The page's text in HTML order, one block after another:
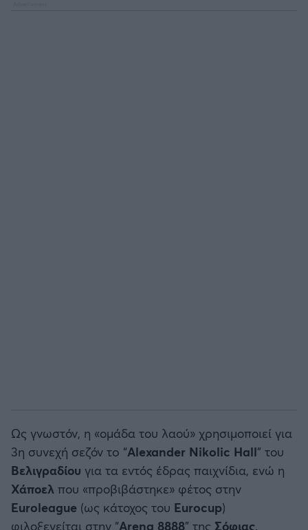
Ως γνωστόν, η «ομάδα του λαού» χρησιμοποιεί για
3η συνεχή σεζόν τo “Alexander Nikolic Hall” του
Βελιγραδίου για τα εντός έδρας παιχνίδια, ενώ η
Χάποελ που «προβιβάστηκε» φέτος στην
Euroleague (ως κάτοχος του Eurocup)
φιλοξενείται στην “Arena 8888” της Σόφιας.